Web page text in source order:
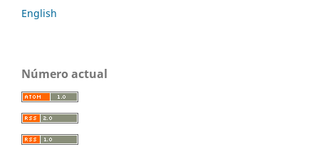
English
Número actual